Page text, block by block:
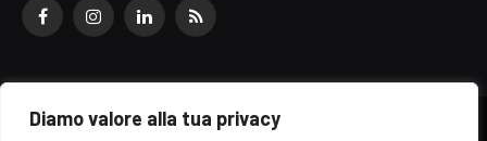
Diamo valore alla tua privacy
FacebookInstagramLinkedInRSS